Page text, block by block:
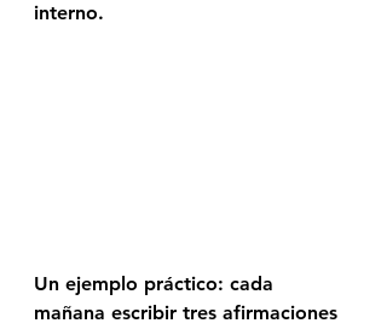
interno.
Un ejemplo práctico: cada
mañana escribir tres afirmaciones